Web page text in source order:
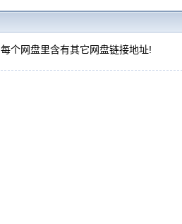
每个网盘里含有其它网盘链接地址!